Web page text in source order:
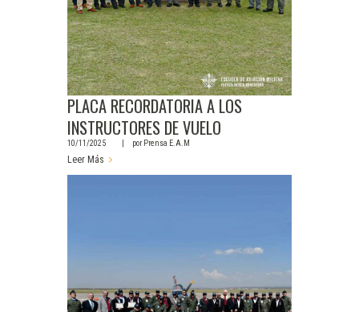
PLACA RECORDATORIA A LOS
INSTRUCTORES DE VUELO
10/11/2025 porPrensa E.A.M
Leer Más